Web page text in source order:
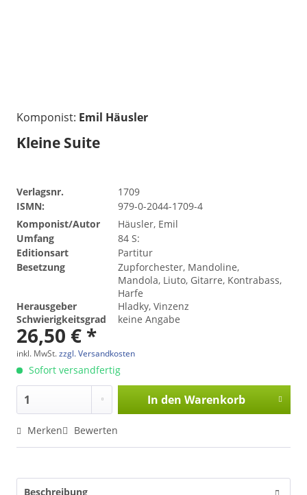
Komponist: Emil Häusler
Kleine Suite
Verlagsnr.
1709
ISMN:
979-0-2044-1709-4
Komponist/Autor
Häusler, Emil
Umfang
84 S:
Editionsart
Partitur
Besetzung
Zupforchester, Mandoline,
Mandola, Liuto, Gitarre, Kontrabass,
Harfe
Herausgeber
Hladky, Vinzenz
Schwierigkeitsgrad
keine Angabe
26,50 € *
inkl. MwSt.zzgl. Versandkosten
Sofort versandfertig
In den Warenkorb
Merken Bewerten
Beschreibung